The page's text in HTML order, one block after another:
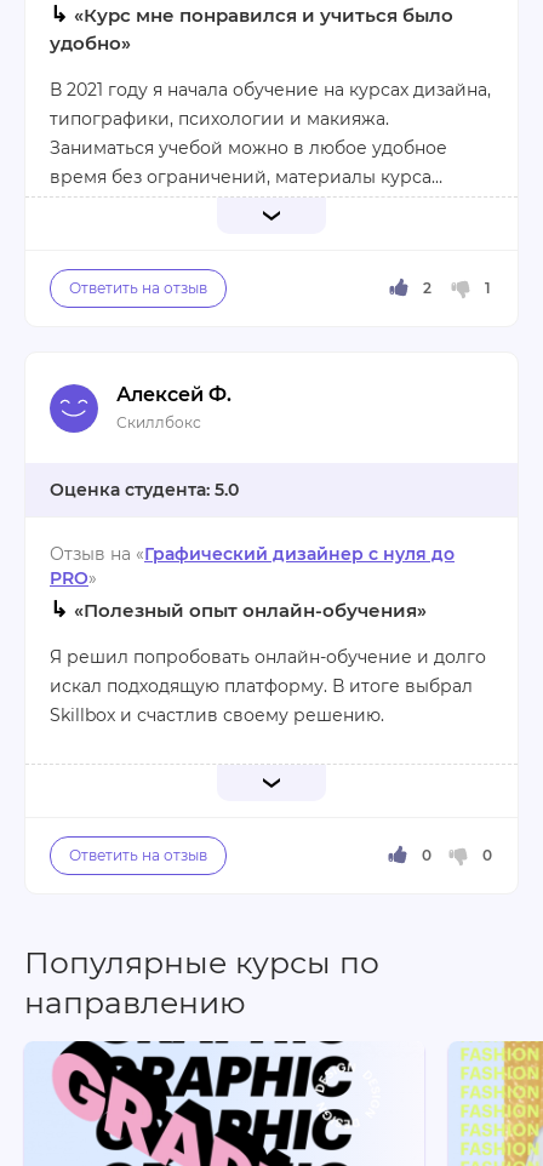
↳ «Курс мне понравился и учиться было
удобно»
В 2021 году я начала обучение на курсах дизайна,
типографики, психологии и макияжа.
Заниматься учебой можно в любое удобное
время без ограничений, материалы курса
остаются у учеников навсегда, что мне очень
чате в Телеграмм.
оперативной, а лекции были с хорошим
качеством видео, смотреть их было приятно.
у преподавателей уходило по паре дней. Я
довольна выбором именно этого обучения.
Плюсы:
дипломная работа, крупное сообщество
Минусы:
Не выявила
Алексей Ф.
Скиллбокс
5.0
Отзыв на «Графический дизайнер с нуля до
PRO»
↳ «Полезный опыт онлайн-обучения»
Я решил попробовать онлайн-обучение и долго
искал подходящую платформу. В итоге выбрал
Skillbox и счастлив своему решению.
Понравилась удобная система обучения с
тренажеров. Отдельное спасибо кураторам —
они всегда на связи, быстро отвечают на
Проверка домашних заданий происходит
оперативно, и обратная связь всегда очень
полезная.
Плюсы:
качественные учебные материалы;
свободный темп обучения;
Популярные курсы по
направлению